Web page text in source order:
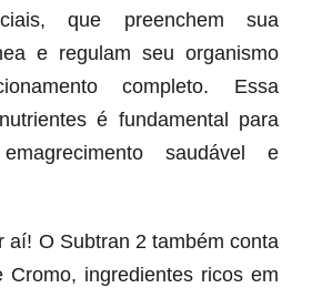
que preenchem sua
e regulam seu organismo
completo. Essa
é fundamental para
saudável e
aí! O Subtran 2 também conta
Cromo, ingredientes ricos em